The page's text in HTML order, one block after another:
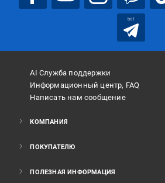
bot
AI Служба поддержки
Информационный центр, FAQ
Написать нам сообщение
КОМПАНИЯ
ПОКУПАТЕЛЮ
ПОЛЕЗНАЯ ИНФОРМАЦИЯ